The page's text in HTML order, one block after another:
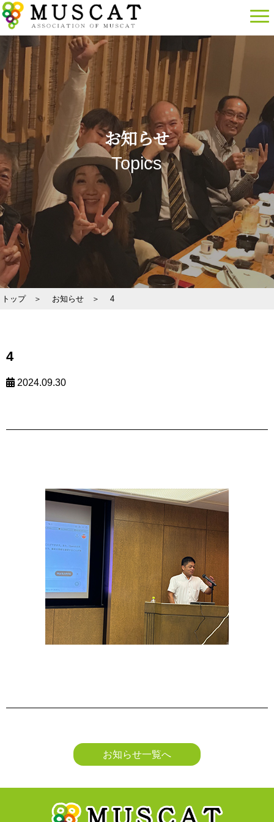
お知らせ
Topics
トップ ＞ お知らせ ＞ 4
4
2024.09.30
お知らせ一覧へ